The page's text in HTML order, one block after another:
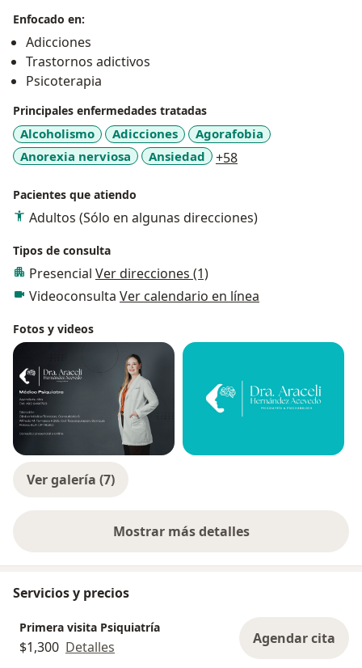
Enfocado en:
Adicciones
Trastornos adictivos
Psicoterapia
Principales enfermedades tratadas
Alcoholismo Adicciones
Agorafobia
Anorexia nerviosa
Ansiedad +58
Pacientes que atiendo
Adultos (Sólo en algunas direcciones)
Tipos de consulta
Presencial Ver direcciones (1)
Videoconsulta Ver calendario en línea
Fotos y videos
Ver galería (7)
Mostrar más detalles
sobre la experiencia
Servicios y precios
Primera visita Psiquiatría
$1,300 Detalles Agendar cita